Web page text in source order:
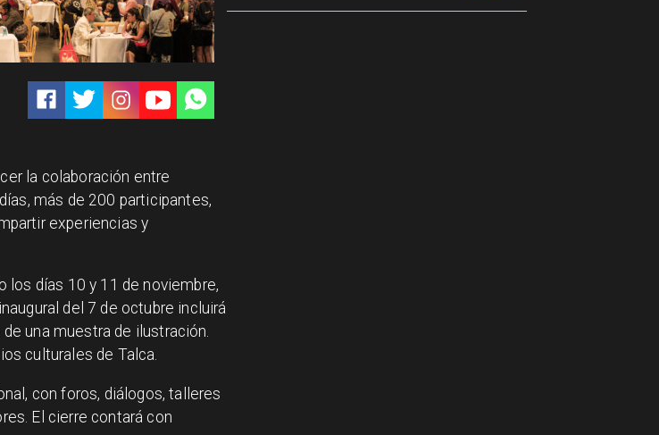
la colaboración entre
más de 200 participantes,
experiencias y
los días 10 y 11 de noviembre,
del 7 de octubre incluirá
de una muestra de ilustración.
culturales de Talca.
con foros, diálogos, talleres
El cierre contará con